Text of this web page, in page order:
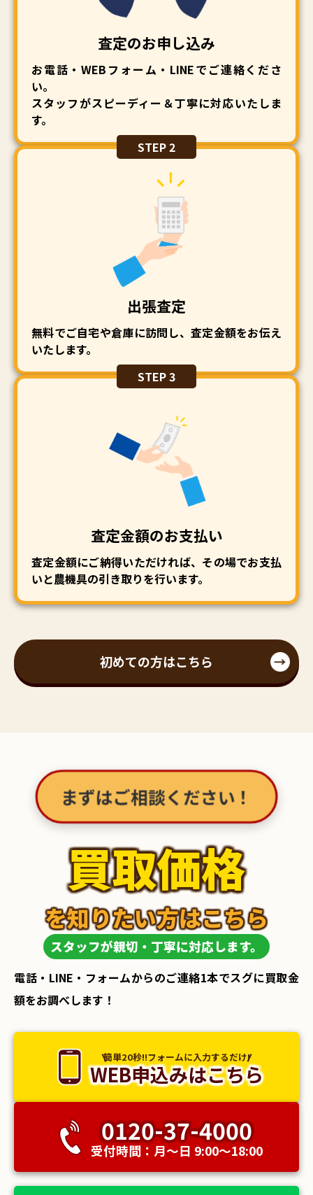
査定のお申し込み
お電話・WEBフォーム・LINEでご連絡くださ
い。
スタッフがスピーディー＆丁寧に対応いたしま
す。
STEP 2
出張査定
無料でご自宅や倉庫に訪問し、査定金額をお伝え
いたします。
STEP 3
査定金額のお支払い
査定金額にご納得いただければ、その場でお支払
いと農機具の引き取りを行います。
初めての方はこちら
まずはご相談ください！
買取価格
スタッフが親切・丁寧に対応します。
を知りたい方はこちら
電話・LINE・フォームからのご連絡1本でスグに買取金
額をお調べします！
簡単20秒!!フォームに入力するだけ!
WEB申込みはこちら
0120-37-4000
受付時間：月〜日 9:00〜18:00